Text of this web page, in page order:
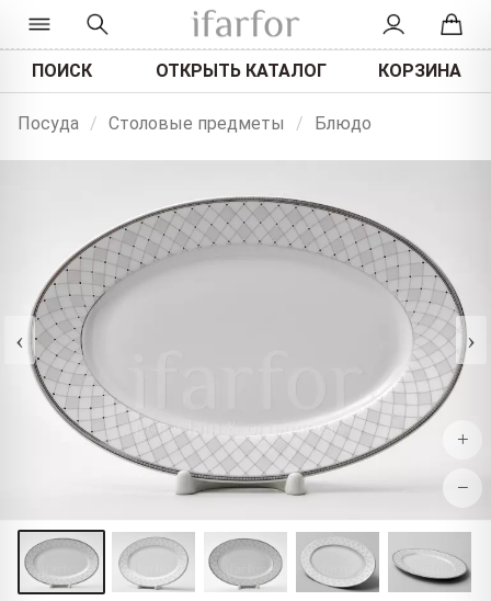
ПОИСК ОТКРЫТЬ КАТАЛОГ КОРЗИНА
Посуда / Столовые предметы / Блюдо
‹ ›
+
−